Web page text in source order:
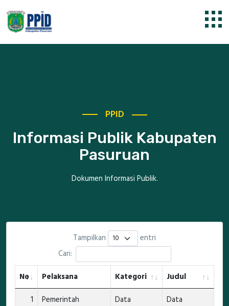
PPID
Informasi Publik Kabupaten
Pasuruan
Dokumen Informasi Publik.
Tampilkan
entri
Cari:
No
Pelaksana Kategori
Judul
1
Pemerintah
Data
Data